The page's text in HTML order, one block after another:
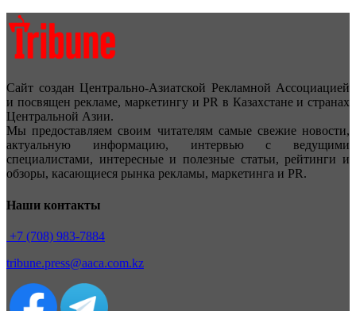
Сайт создан Центрально-Азиатской Рекламной Ассоциацией
и посвящен рекламе, маркетингу и PR в Казахстане и странах
Центральной Азии.
Мы предоставляем своим читателям самые свежие новости,
актуальную информацию, интервью с ведущими
специалистами, интересные и полезные статьи, рейтинги и
обзоры, касающиеся рынка рекламы, маркетинга и PR.
Наши контакты
+7 (708) 983-7884
tribune.press@aaca.com.kz